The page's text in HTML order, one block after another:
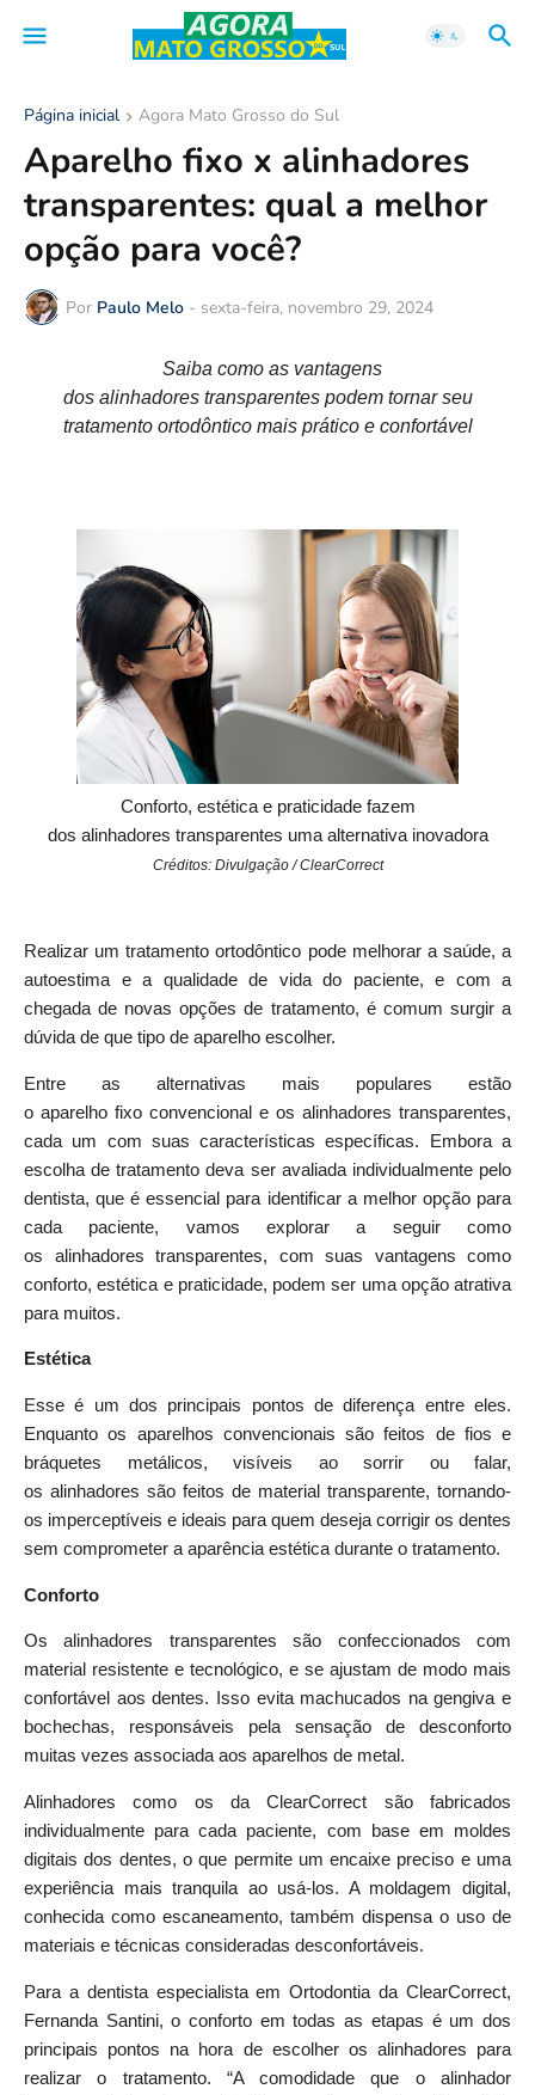
Página inicial Agora Mato Grosso do Sul
Aparelho fixo x alinhadores
transparentes: qual a melhor
opção para você?
Por Paulo Melo - sexta-feira, novembro 29, 2024
Saiba como as vantagens
dos alinhadores transparentespodem tornar seu
tratamento ortodôntico mais prático e confortável
Conforto, estética e praticidade fazem
dos alinhadores transparentes uma alternativa inovadora
Créditos: Divulgação / ClearCorrect
Realizar um tratamento ortodôntico pode melhorar a saúde, a
autoestima e a qualidade de vida do paciente, e com a
chegada de novas opções de tratamento, é comum surgir a
dúvida de que tipo de aparelho escolher.
Entre as alternativas mais populares estão
o aparelho fixo convencional e os alinhadores transparentes,
cada um com suas características específicas. Embora a
escolha de tratamento deva ser avaliada individualmente pelo
dentista, que é essencial para identificar a melhor opção para
cada paciente, vamos explorar a seguir como
os alinhadores transparentes, com suas vantagens como
conforto, estética e praticidade, podem ser uma opção atrativa
para muitos.
Estética
Esse é um dos principais pontos de diferença entre eles.
Enquanto os aparelhos convencionais são feitos de fios e
bráquetes metálicos, visíveis ao sorrir ou falar,
os alinhadores são feitos de material transparente, tornando-
os imperceptíveis e ideais para quem deseja corrigir os dentes
sem comprometer a aparência estética durante o tratamento.
Conforto
Osalinhadores transparentes são confeccionados com
material resistente e tecnológico, e se ajustam de modo mais
confortável aos dentes. Isso evita machucados na gengiva e
bochechas, responsáveis pela sensação de desconforto
muitas vezes associada aos aparelhos de metal.
Alinhadores como os da ClearCorrect são fabricados
individualmente para cada paciente, com base em moldes
digitais dos dentes, o que permite um encaixe preciso e uma
experiência mais tranquila ao usá-los. A moldagem digital,
conhecida como escaneamento, também dispensa o uso de
materiais e técnicas consideradas desconfortáveis.
Para a dentista especialista em Ortodontia da ClearCorrect,
Fernanda Santini, o conforto em todas as etapas é um dos
principais pontos na hora de escolher os alinhadores para
realizar o tratamento. “A comodidade que o alinhador